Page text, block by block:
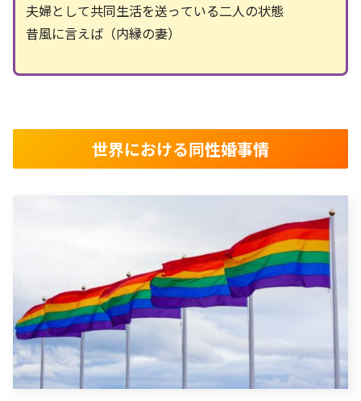
夫婦として共同生活を送っている二人の状態
昔風に言えば（内縁の妻）
世界における同性婚事情